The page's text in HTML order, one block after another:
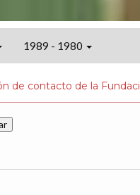
1989 - 1980
de contacto de la